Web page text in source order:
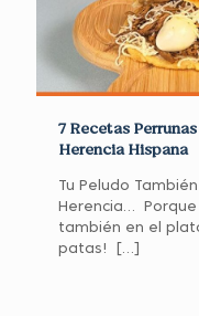
7 Recetas
Herencia Hispana
Tu Peludo
Herencia…
también en el
patas!
[…]